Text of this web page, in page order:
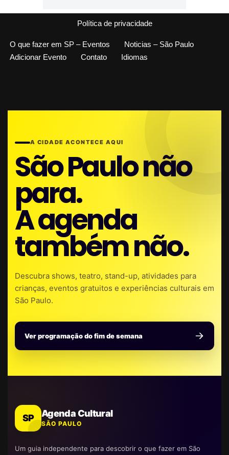
Política de privacidade
O que fazer em SP – Eventos
Noticias – São Paulo
Adicionar Evento
Contato Idiomas
A CIDADE ACONTECE AQUI
São Paulo não
para.
A agenda
também não.
Descubra shows, teatro, stand-up, atividades para
crianças, eventos gratuitos e experiências culturais em
São Paulo.
Ver programação do fim de semana
SP Agenda Cultural
SÃO PAULO
Um guia independente para descobrir o que fazer em São